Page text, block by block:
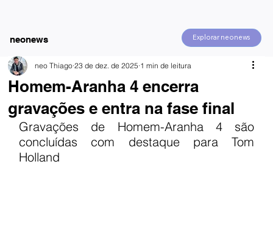
Explorar neonews
neonews
Homem-Aranha 4 encerra
gravações e entra na fase final
neo Thiago 23 de dez. de 2025 1 min de leitura
Gravações de Homem-Aranha 4 são
concluídas com destaque para Tom
Holland